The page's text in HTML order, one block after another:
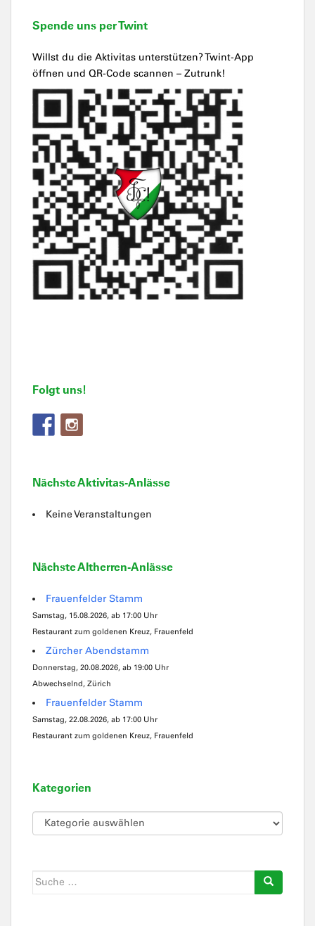
Spende uns per Twint
Willst du die Aktivitas unterstützen? Twint-App
öffnen und QR-Code scannen – Zutrunk!
Folgt uns!
Nächste Aktivitas-Anlässe
Keine Veranstaltungen
Nächste Altherren-Anlässe
Frauenfelder Stamm
Samstag, 15.08.2026, ab 17:00 Uhr
Restaurant zum goldenen Kreuz, Frauenfeld
Zürcher Abendstamm
Donnerstag, 20.08.2026, ab 19:00 Uhr
Abwechselnd, Zürich
Frauenfelder Stamm
Samstag, 22.08.2026, ab 17:00 Uhr
Restaurant zum goldenen Kreuz, Frauenfeld
Kategorien
Kategorien
Suche